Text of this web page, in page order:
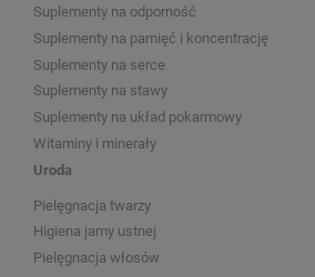
Suplementy na odporność
Suplementy na pamięć i koncentrację
Suplementy na serce
Suplementy na stawy
Suplementy na układ pokarmowy
Witaminy i minerały
Uroda
Pielęgnacja twarzy
Higiena jamy ustnej
Pielęgnacja włosów